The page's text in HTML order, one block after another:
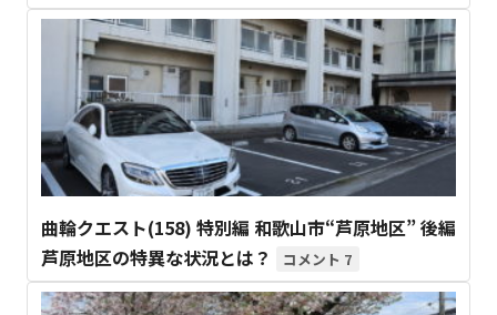
曲輪クエスト(158) 特別編 和歌山市“芦原地区” 後編
芦原地区の特異な状況とは？
7